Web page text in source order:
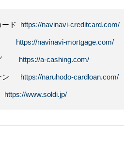
ード https://navinavi-creditcard.com/
ン https://navinavi-mortgage.com/
グ https://a-cashing.com/
ン https://naruhodo-cardloan.com/
https://www.soldi.jp/